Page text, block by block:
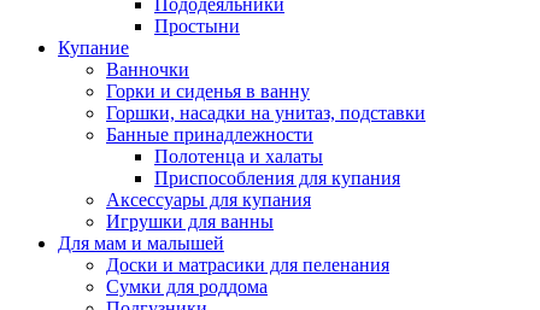
Пододеяльники
Простыни
Купание
Ванночки
Горки и сиденья в ванну
Горшки, насадки на унитаз, подставки
Банные принадлежности
Полотенца и халаты
Приспособления для купания
Аксессуары для купания
Игрушки для ванны
Для мам и малышей
Доски и матрасики для пеленания
Сумки для роддома